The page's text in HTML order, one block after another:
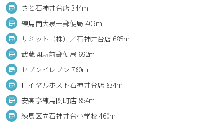
さと石神井台店 344m
練馬南大泉一郵便局 409m
サミット（株）／石神井台店 685m
武蔵関駅前郵便局 692m
セブンイレブン 780m
ロイヤルホスト石神井台店 834m
安楽亭練馬関町店 854m
練馬区立石神井台小学校 460m